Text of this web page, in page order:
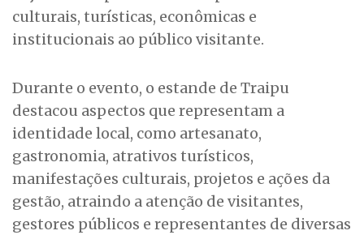
culturais, turísticas, econômicas e
institucionais ao público visitante.
Durante o evento, o estande de Traipu
destacou aspectos que representam a
identidade local, como artesanato,
gastronomia, atrativos turísticos,
manifestações culturais, projetos e ações da
gestão, atraindo a atenção de visitantes,
gestores públicos e representantes de diversas